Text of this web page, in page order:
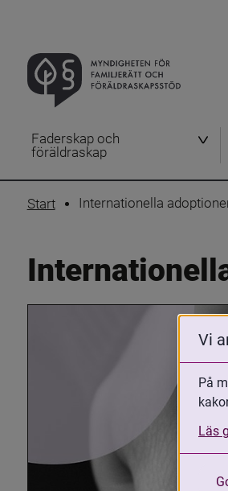
Faderskap och
föräldraskap
Start Internationella
Vi
På
Läs